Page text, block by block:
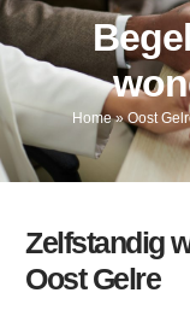
Home»Oost
Zelfstandig
Oost Gelre